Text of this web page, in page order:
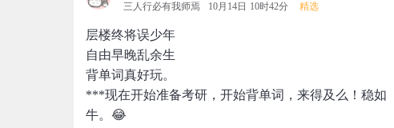
三人行必有我师焉 10月14日 10时42分 精选
层楼终将误少年
自由早晚乱余生
背单词真好玩。
***现在开始准备考研，开始背单词，来得及么！稳如
牛。😂